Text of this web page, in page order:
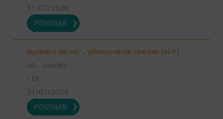
31/07/2026
POSTULER
Auxiliaire de vie - Villeneuve de Marsan (H/F)
40 - Landes
CDI
31/07/2026
POSTULER